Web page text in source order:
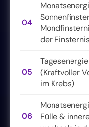
04
der
05
(Kraftvoller
im Krebs)
06
Fülle &